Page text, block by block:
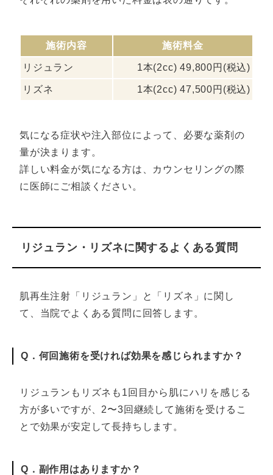
施術内容 施術料金
リジュラン 1本(2cc) 49,800円(税込)
リズネ 1本(2cc) 47,500円(税込)
気になる症状や注入部位によって、必要な薬剤の
量が決まります。
詳しい料金が気になる方は、カウンセリングの際
に医師にご相談ください。
リジュラン・リズネに関するよくある質問
肌再生注射「リジュラン」と「リズネ」に関し
て、当院でよくある質問に回答します。
Q．何回施術を受ければ効果を感じられますか？
リジュランもリズネも1回目から肌にハリを感じる
方が多いですが、2〜3回継続して施術を受けるこ
とで効果が安定して長持ちします。
Q．副作用はありますか？